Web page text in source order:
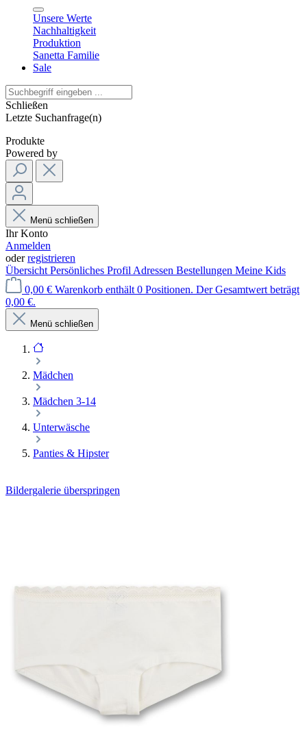
Unsere Werte
Nachhaltigkeit
Produktion
Sanetta Familie
Sale
Schließen
Letzte Suchanfrage(n)
Produkte
Powered by
Menü schließen
Ihr Konto
Anmelden
oderregistrieren
Übersicht Persönliches Profil Adressen Bestellungen Meine Kids
0,00 € Warenkorb enthält 0 Positionen. Der Gesamtwert beträgt
0,00 €.
Menü schließen
Mädchen
Mädchen 3-14
Unterwäsche
Panties & Hipster
Bildergalerie überspringen